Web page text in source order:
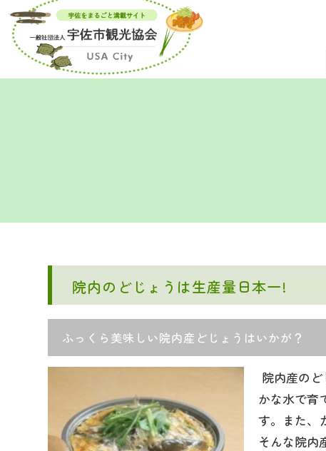
院内のどじょうは生産量日本一!
ふっくら美味しい院内産どじょうはいかが？
院内産の
かな水で育
す。また、
そんな院内